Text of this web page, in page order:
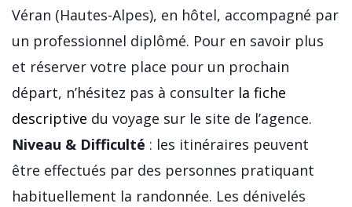
Véran (Hautes-Alpes), en hôtel, accompagné par
un professionnel diplômé. Pour en savoir plus
et réserver votre place pour un prochain
départ, n’hésitez pas à consulter la fiche
descriptive du voyage sur le site de l’agence.
Niveau & Difficulté : les itinéraires peuvent
être effectués par des personnes pratiquant
habituellement la randonnée. Les dénivelés